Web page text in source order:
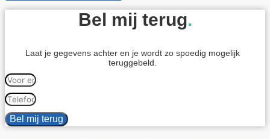
Bel mij terug.
Laat je gegevens achter en je wordt zo spoedig mogelijk
teruggebeld.
Bel mij terug